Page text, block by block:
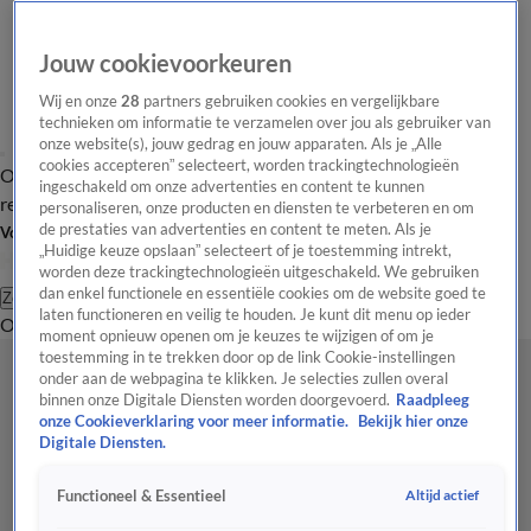
Overzicht Laatste nieuws Regionieuws Het beste van Hart
Tip de
redactie
Volg Hart van Nederland
Zoeken
OverzichtRegioUitzendingenWeerTip de redactiePanelVideo's
Jouw cookievoorkeuren
Wij en onze28 partners gebruiken cookies en vergelijkbare
technieken om informatie te verzamelen over jou als gebruiker van
onze website(s), jouw gedrag en jouw apparaten. Als je „Alle
cookies accepteren” selecteert, worden trackingtechnologieën
ingeschakeld om onze advertenties en content te kunnen
personaliseren, onze producten en diensten te verbeteren en om
de prestaties van advertenties en content te meten. Als je
„Huidige keuze opslaan” selecteert of je toestemming intrekt,
worden deze trackingtechnologieën uitgeschakeld. We gebruiken
dan enkel functionele en essentiële cookies om de website goed te
laten functioneren en veilig te houden. Je kunt dit menu op ieder
moment opnieuw openen om je keuzes te wijzigen of om je
toestemming in te trekken door op de link Cookie-instellingen
onder aan de webpagina te klikken. Je selecties zullen overal
binnen onze Digitale Diensten worden doorgevoerd. Raadpleeg
onze Cookieverklaring voor meer informatie.
Bekijk hier onze
Digitale Diensten.
Functioneel & Essentieel Altijd actief